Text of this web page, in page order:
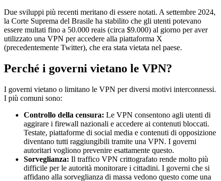
Due sviluppi più recenti meritano di essere notati. A settembre 2024,
la Corte Suprema del Brasile ha stabilito che gli utenti potevano
essere multati fino a 50.000 reais (circa $9.000) al giorno per aver
utilizzato una VPN per accedere alla piattaforma X
(precedentemente Twitter), che era stata vietata nel paese.
Perché i governi vietano le VPN?
I governi vietano o limitano le VPN per diversi motivi interconnessi.
I più comuni sono:
Controllo della censura: Le VPN consentono agli utenti di
aggirare i firewall nazionali e accedere ai contenuti bloccati.
Testate, piattaforme di social media e contenuti di opposizione
diventano tutti raggiungibili tramite una VPN. I governi
autoritari vogliono prevenire esattamente questo.
Sorveglianza: Il traffico VPN crittografato rende molto più
difficile per le autorità monitorare i cittadini. I governi che si
affidano alla sorveglianza di massa vedono questo come una